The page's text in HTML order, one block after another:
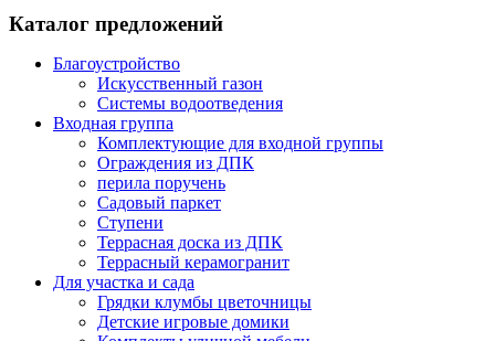
Каталог предложений
Благоустройство
Искусственный газон
Системы водоотведения
Входная группа
Комплектующие для входной группы
Ограждения из ДПК
перила поручень
Садовый паркет
Ступени
Террасная доска из ДПК
Террасный керамогранит
Для участка и сада
Грядки клумбы цветочницы
Детские игровые домики